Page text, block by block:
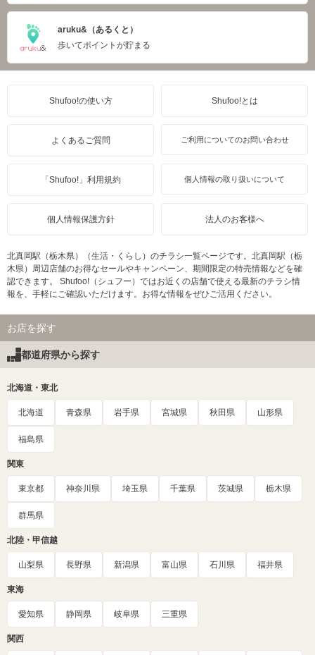
aruku&（あるくと）
歩いてポイントが貯まる
Shufoo!の使い方 Shufoo!とは
よくあるご質問 ご利用についてのお問い合わせ
「Shufoo!」利用規約 個人情報の取り扱いについて
個人情報保護方針 法人のお客様へ
北真岡駅（栃木県）（生活・くらし）のチラシ一覧ページです。北真岡駅（栃
木県）周辺店舗のお得なセールやキャンペーン、期間限定の特売情報などを確
認できます。 Shufoo!（シュフー）ではお近くの店舗で使える最新のチラシ情
報を、手軽にご確認いただけます。お得な情報をぜひご活用ください。
お店を探す
都道府県から探す
北海道・東北
北海道 青森県 岩手県 宮城県 秋田県 山形県
福島県
関東
東京都 神奈川県 埼玉県 千葉県 茨城県 栃木県
群馬県
北陸・甲信越
山梨県 長野県 新潟県 富山県 石川県 福井県
東海
愛知県 静岡県 岐阜県 三重県
関西